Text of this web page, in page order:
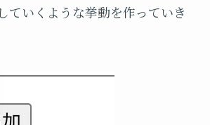
ていくような挙動を作っていき